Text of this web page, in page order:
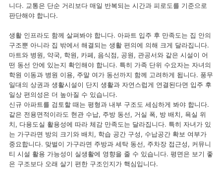
니다. 교통은 단순 거리보다 매일 반복되는 시간과 피로도를 기준으로
판단해야 합니다.
생활 인프라도 함께 살펴봐야 합니다. 아파트 입주 후 만족도는 집 안의
구조뿐 아니라 집 밖에서 해결되는 생활 편의에 의해 크게 달라집니다.
마트와 병원, 약국, 학원, 카페, 음식점, 공원, 관공서와 같은 시설이 어
떤 동선 안에 있는지 확인해야 합니다. 특히 가족 단위 수요자는 자녀의
학원 이동과 병원 이용, 주말 여가 동선까지 함께 고려하게 됩니다. 풍무
일대의 상권과 생활시설이 단지 생활과 자연스럽게 연결된다면 입주 후
일상 편의성은 더 높아질 수 있습니다.
신규 아파트를 검토할 때는 평형과 내부 구조도 세심하게 봐야 합니다.
같은 전용면적이라도 현관 수납, 주방 동선, 거실 폭, 방 배치, 욕실 위
치, 다용도실 활용성에 따라 체감 만족도는 달라집니다. 특히 자녀가 있
는 가구라면 방의 크기와 배치, 학습 공간 구성, 수납공간 확보 여부가
중요합니다. 맞벌이 가구라면 주방과 세탁 동선, 주차장 접근성, 커뮤니
티 시설 활용 가능성이 실생활에 영향을 줄 수 있습니다. 평면은 보기 좋
은 구조보다 오래 살기 편한 구조인지가 핵심입니다.